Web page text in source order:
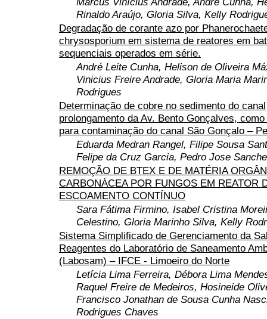
Rinaldo Araújo, Gloria Silva, Kelly
Degradação de corante azo por
chrysosporium em sistema de reatores em
sequenciais operados em série.
André Leite Cunha, Helison de Oliveira
Vinicius Freire Andrade, Gloria Maria
Rodrigues
Determinação de cobre no sedimento do canal
prolongamento da Av. Bento Gonçalves,
para contaminação do canal São Gonçalo –
Eduarda Medran Rangel, Filipe Sousa
Felipe da Cruz Garcia, Pedro Jose
REMOÇÃO DE BTEX E DE MATÉRIA
CARBONÁCEA POR FUNGOS EM REATOR
ESCOAMENTO CONTÍNUO
Sara Fátima Firmino, Isabel Cristina
Celestino, Gloria Marinho Silva, Kelly
Sistema Simplificado de Gerenciamento da
Reagentes do Laboratório de Saneamento
(Labosam) – IFCE - Limoeiro do Norte
Letícia Lima Ferreira, Débora Lima
Raquel Freire de Medeiros, Hosineide
Francisco Jonathan de Sousa Cunha
Rodrigues Chaves